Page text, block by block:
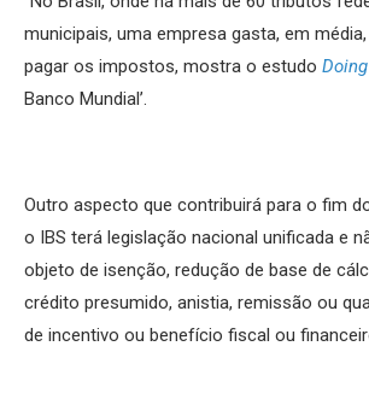
municipais, uma empresa gasta, em
pagar os impostos, mostra o estudo
Banco Mundial’.
Outro aspecto que contribuirá para o fim
o IBS terá legislação nacional unificada e
objeto de isenção, redução de base de
crédito presumido, anistia, remissão ou
de incentivo ou benefício fiscal ou